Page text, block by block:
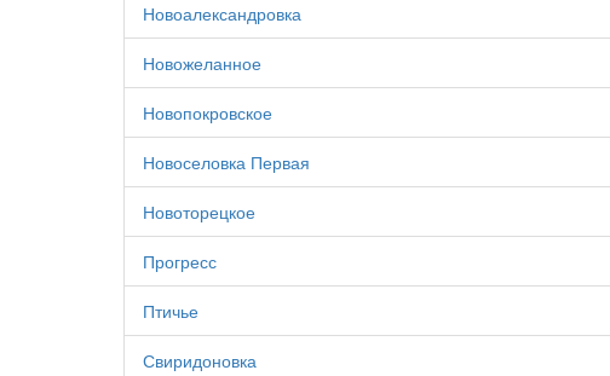
Новоалександровка
Новожеланное
Новопокровское
Новоселовка Первая
Новоторецкое
Прогресс
Птичье
Свиридоновка